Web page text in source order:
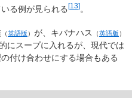
る例が見られる [13] 。
（英語版 ） が、 キバナハス （英語版 ）
にスープに入れるが、現代では
付け合わせにする場合もある